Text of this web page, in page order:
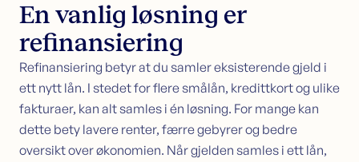
En vanlig løsning er
refinansiering
Refinansiering betyr at du samler eksisterende gjeld i
ett nytt lån. I stedet for flere smålån, kredittkort og ulike
fakturaer, kan alt samles i én løsning. For mange kan
dette bety lavere renter, færre gebyrer og bedre
oversikt over økonomien. Når gjelden samles i ett lån,